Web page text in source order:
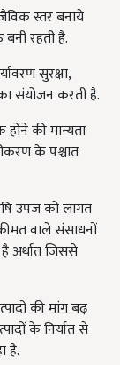
स्तर बनाये
रहती है.
सुरक्षा,
संयोजन करती है.
की मान्यता
के पश्चात
उपज को लागत
वाले संसाधनों
अर्थात जिससे
की मांग बढ़
के निर्यात से
है.